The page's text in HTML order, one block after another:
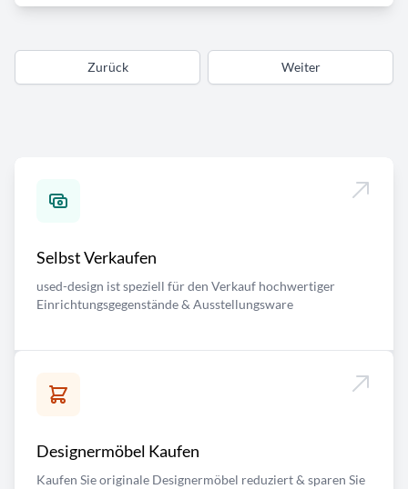
Zurück Weiter
Selbst Verkaufen
used-design ist speziell für den Verkauf hochwertiger
Einrichtungsgegenstände & Ausstellungsware
Designermöbel Kaufen
Kaufen Sie originale Designermöbel reduziert & sparen Sie